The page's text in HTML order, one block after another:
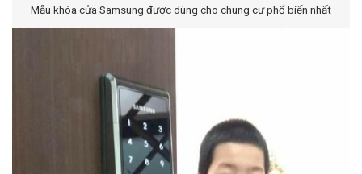
Mẫu khóa cửa Samsung được dùng cho chung cư phổ biến nhất